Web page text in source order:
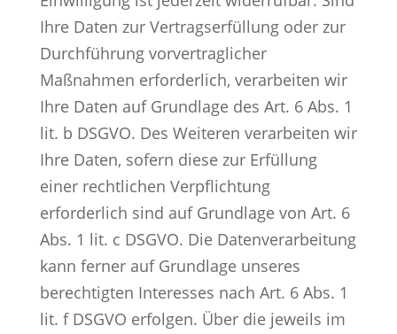
Ihre Daten zur Vertragserfüllung oder zur
Durchführung vorvertraglicher
Maßnahmen erforderlich, verarbeiten wir
Ihre Daten auf Grundlage des Art. 6 Abs. 1
lit. b DSGVO. Des Weiteren verarbeiten wir
Ihre Daten, sofern diese zur Erfüllung
einer rechtlichen Verpflichtung
erforderlich sind auf Grundlage von Art. 6
Abs. 1 lit. c DSGVO. Die Datenverarbeitung
kann ferner auf Grundlage unseres
berechtigten Interesses nach Art. 6 Abs. 1
lit. f DSGVO erfolgen. Über die jeweils im